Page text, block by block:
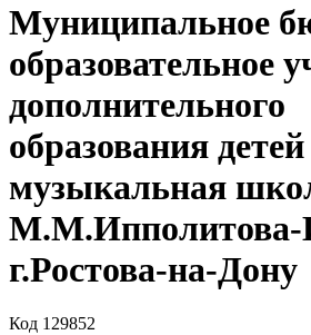
Муниципальное
образовательное
дополнительного
образования
музыкальная
М.М.Ипполитова-
г.Ростова-на-Дону
Код 129852